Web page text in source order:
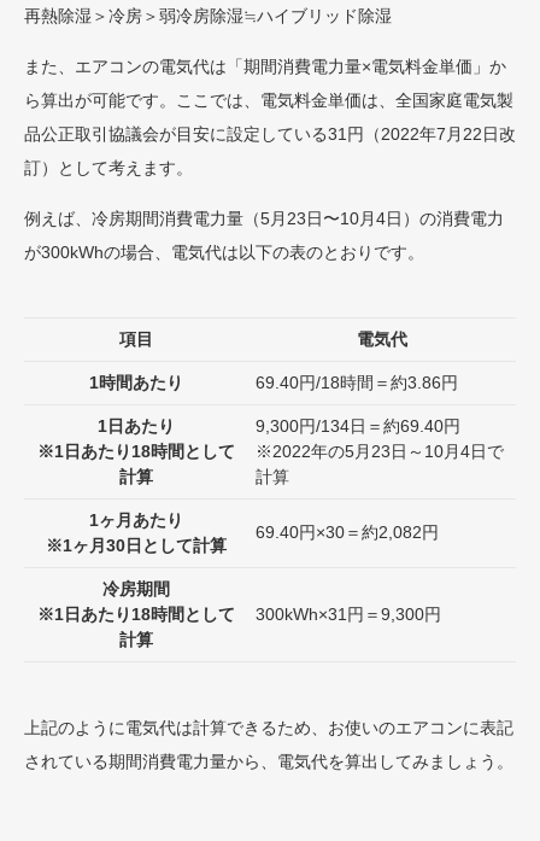
再熱除湿＞冷房＞弱冷房除湿≒ハイブリッド除湿
また、エアコンの電気代は「期間消費電力量×電気料金単価」か
ら算出が可能です。ここでは、電気料金単価は、全国家庭電気製
品公正取引協議会が目安に設定している31円（2022年7月22日改
訂）として考えます。
例えば、冷房期間消費電力量（5月23日〜10月4日）の消費電力
が300kWhの場合、電気代は以下の表のとおりです。
項目 電気代
1時間あたり 69.40円/18時間＝約3.86円
1日あたり
※1日あたり18時間として
計算
9,300円/134日＝約69.40円
※2022年の5月23日～10月4日で
計算
1ヶ月あたり
※1ヶ月30日として計算
69.40円×30＝約2,082円
冷房期間
※1日あたり18時間として
計算
300kWh×31円＝9,300円
上記のように電気代は計算できるため、お使いのエアコンに表記
されている期間消費電力量から、電気代を算出してみましょう。